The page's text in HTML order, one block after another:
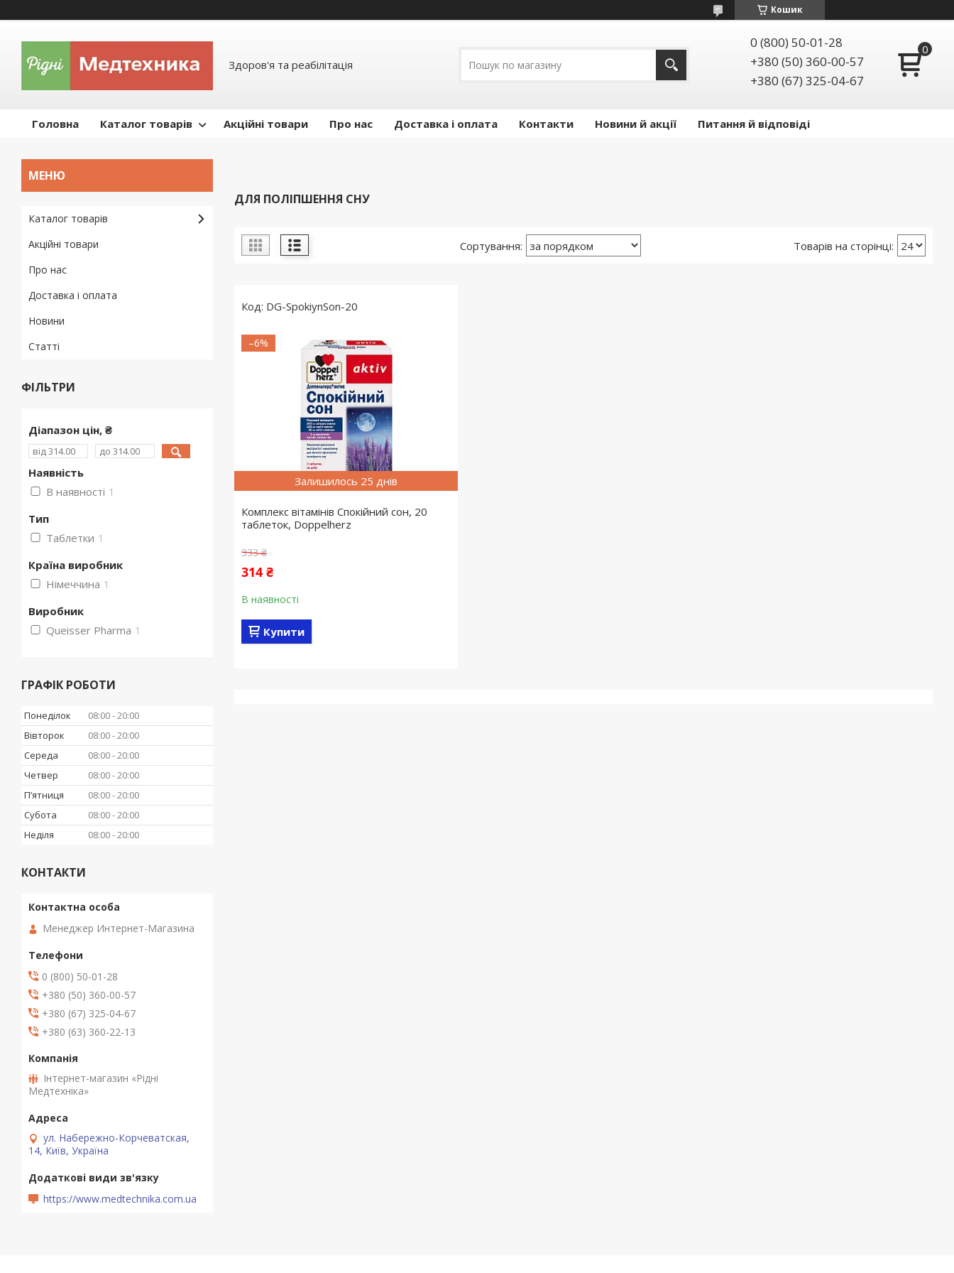
Кошик
Здоров'я та реабілітація
0 (800) 50-01-28
+380 (50) 360-00-57
+380 (67) 325-04-67
Головна Каталог товарів Акційні товари Про нас Доставка і оплата Контакти Новини й акції Питання й відповіді
ДЛЯ ПОЛІПШЕННЯ СНУ
DG-SpokiynSon-20
Залишилось 25 днів
–6%
Комплекс вітамінів Спокійний сон, 20
таблеток, Doppelherz
333 ₴
314 ₴
В наявності
Купити
Каталог товарів
Акційні товари
Про нас
Доставка і оплата
Новини
Статті
ФІЛЬТРИ
Діапазон цін, ₴
Наявність
В наявності 1
Тип
Таблетки 1
Країна виробник
Німеччина 1
Виробник
Queisser Pharma 1
ГРАФІК РОБОТИ
Понеділок 08:00 20:00
Вівторок
08:00 20:00
Середа
08:00 20:00
Четвер
08:00 20:00
Пʼятниця
08:00 20:00
Субота
08:00 20:00
Неділя
08:00 20:00
КОНТАКТИ
Менеджер Интернет-Магазина
0 (800) 50-01-28
+380 (50) 360-00-57
+380 (67) 325-04-67
+380 (63) 360-22-13
Інтернет-магазин «Рідні
Медтехніка»
ул. Набережно-Корчеватская,
14, Київ, Україна
https://www.medtechnika.com.ua